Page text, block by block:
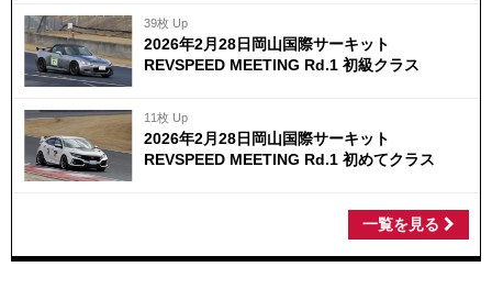
39枚 Up
2026年2月28日岡山国際サーキット
REVSPEED MEETING Rd.1 初級クラス
11枚 Up
2026年2月28日岡山国際サーキット
REVSPEED MEETING Rd.1 初めてクラス
一覧を見る